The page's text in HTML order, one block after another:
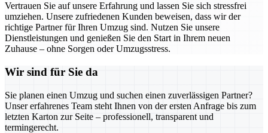
Vertrauen Sie auf unsere Erfahrung und lassen Sie sich stressfrei
umziehen. Unsere zufriedenen Kunden beweisen, dass wir der
richtige Partner für Ihren Umzug sind. Nutzen Sie unsere
Dienstleistungen und genießen Sie den Start in Ihrem neuen
Zuhause – ohne Sorgen oder Umzugsstress.
Wir sind für Sie da
Sie planen einen Umzug und suchen einen zuverlässigen Partner?
Unser erfahrenes Team steht Ihnen von der ersten Anfrage bis zum
letzten Karton zur Seite – professionell, transparent und
termingerecht.